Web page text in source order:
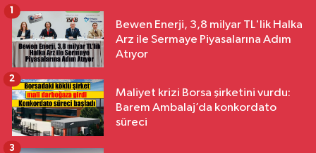
Bewen Enerji, 3,8 milyar TL'lik Halka
Arz ile Sermaye Piyasalarına Adım
Atıyor
1
Maliyet krizi Borsa şirketini vurdu:
Barem Ambalaj’da konkordato
süreci
2
3